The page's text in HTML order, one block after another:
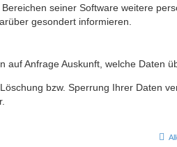
seiner Software weitere
gesondert informieren.
auf Anfrage Auskunft, welche Daten
bzw. Sperrung Ihrer Daten